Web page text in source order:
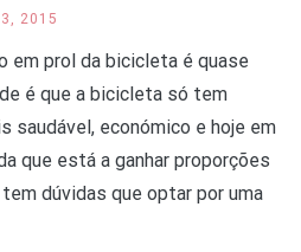
2015
em prol da bicicleta é quase
é que a bicicleta só tem
saudável, económico e hoje em
que está a ganhar proporções
dúvidas que optar por uma